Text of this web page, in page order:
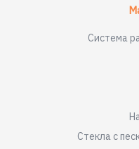
Система
Стекла с